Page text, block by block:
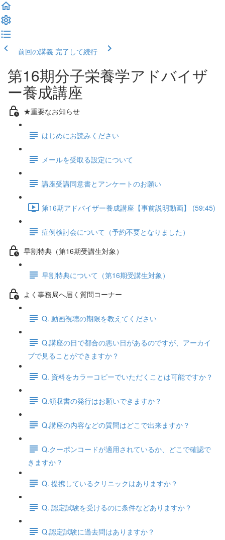
前回の講義 完了して続行
第16期分子栄養学アドバイザ
ー養成講座
★重要なお知らせ
はじめにお読みください
メールを受取る設定について
講座受講同意書とアンケートのお願い
第16期アドバイザー養成講座【事前説明動画】 (59:45)
症例検討会について（予約不要となりました）
早割特典（第16期受講生対象）
早割特典について（第16期受講生対象）
よく事務局へ届く質問コーナー
Q. 動画視聴の期限を教えてください
Q.講座の日で都合の悪い日があるのですが、アーカイ
ブで見ることができますか？
Q. 資料をカラーコピーでいただくことは可能ですか？
Q.領収書の発行はお願いできますか？
Q.講座の内容などの質問はどこで出来ますか？
Q.クーポンコードが適用されているか、どこで確認で
きますか？
Q. 提携しているクリニックはありますか？
Q. 認定試験を受けるのに条件などありますか？
Q.認定試験に過去問はありますか？